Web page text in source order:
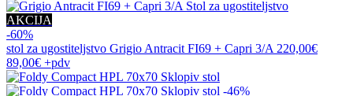
AKCIJA
-60%
stol za ugostiteljstvo Grigio Antracit FI69 + Capri 3/A 220,00€
89,00€ +pdv
-46%